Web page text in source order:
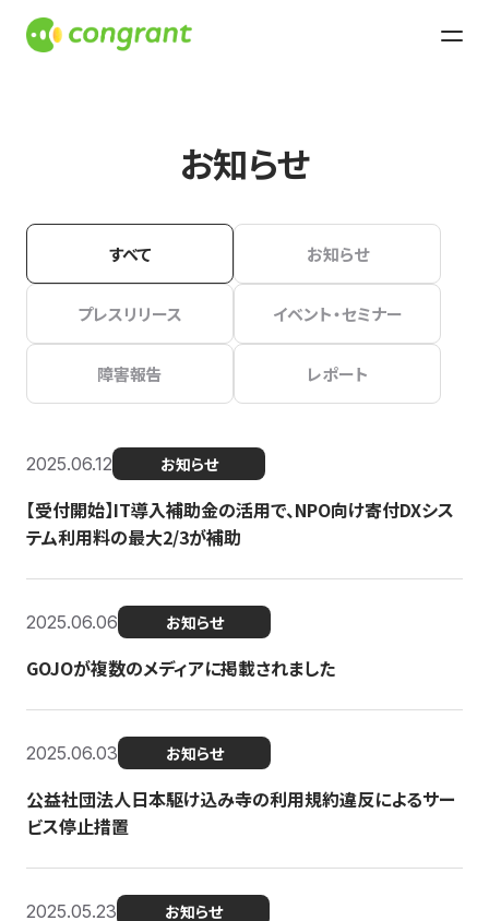
お知らせ
すべて お知らせ
プレスリリース イベント・セミナー
障害報告 レポート
2025.06.12 お知らせ
【受付開始】IT導入補助金の活用で、NPO向け寄付DXシス
テム利用料の最大2/3が補助
2025.06.06 お知らせ
GOJOが複数のメディアに掲載されました
2025.06.03 お知らせ
公益社団法人日本駆け込み寺の利用規約違反によるサー
ビス停止措置
2025.05.23 お知らせ